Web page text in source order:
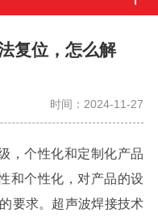
复位，怎么解
时间：2024-11-27
，个性化和定制化产品
和个性化，对产品的设
要求。 超声波焊接技术